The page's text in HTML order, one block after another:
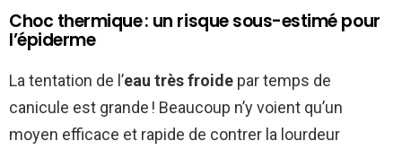
Choc thermique : un risque sous-estimé pour
l’épiderme
La tentation de l’eau très froide par temps de
canicule est grande ! Beaucoup n’y voient qu’un
moyen efficace et rapide de contrer la lourdeur